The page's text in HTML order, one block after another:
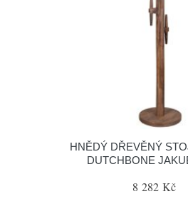
HNĚDÝ DŘEVĚNÝ
DUTCHBONE
8 282 Kč